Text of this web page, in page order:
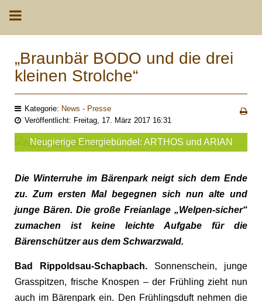
„Braunbär BODO und die drei
kleinen Strolche“
Kategorie: News - Presse
Veröffentlicht: Freitag, 17. März 2017 16:31
Neugierige Energiebündel: ARTHOS und ARIAN
Die Winterruhe im Bärenpark neigt sich dem Ende
zu. Zum ersten Mal begegnen sich nun alte und
junge Bären. Die große Freianlage „Welpen-sicher“
zumachen ist keine leichte Aufgabe für die
Bärenschützer aus dem Schwarzwald.
Bad Rippoldsau-Schapbach. Sonnenschein, junge
Grasspitzen, frische Knospen – der Frühling zieht nun
auch im Bärenpark ein. Den Frühlingsduft nehmen die